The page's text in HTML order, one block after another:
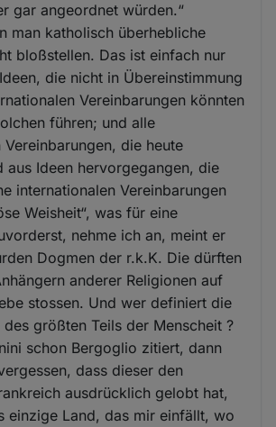
gar angeordnet würden.“
man katholisch überhebliche
bloßstellen. Das ist einfach nur
die nicht in Übereinstimmung
Vereinbarungen könnten
führen; und alle
Vereinbarungen, die heute
aus Ideen hervorgegangen, die
internationalen Vereinbarungen
Weisheit“, was für eine
nehme ich an, meint er
Dogmen der r.k.K. Die dürften
anderer Religionen auf
stossen. Und wer definiert die
größten Teils der Menscheit ?
schon Bergoglio zitiert, dann
dass dieser den
ausdrücklich gelobt hat,
einzige Land, das mir einfällt, wo